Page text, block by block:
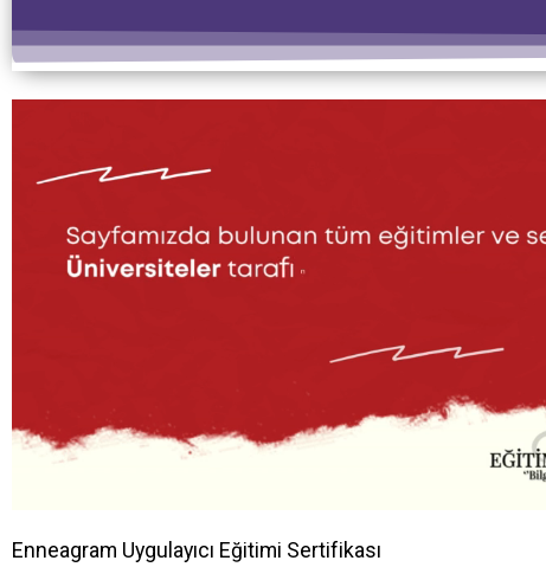
Enneagram Uygulayıcı Eğitimi Sertifikası